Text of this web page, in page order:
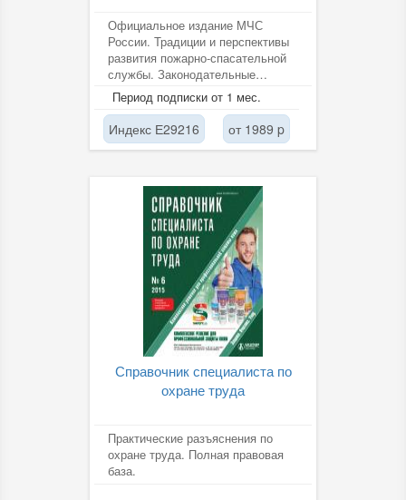
Официальное издание МЧС
России. Традиции и перспективы
развития пожарно-спасательной
службы. Законодательные
инициативы и нововведения в
области...
Период подписки от 1 мес.
Индекс Е29216 от 1989 p
Справочник специалиста по
охране труда
Практические разъяснения по
охране труда. Полная правовая
база.